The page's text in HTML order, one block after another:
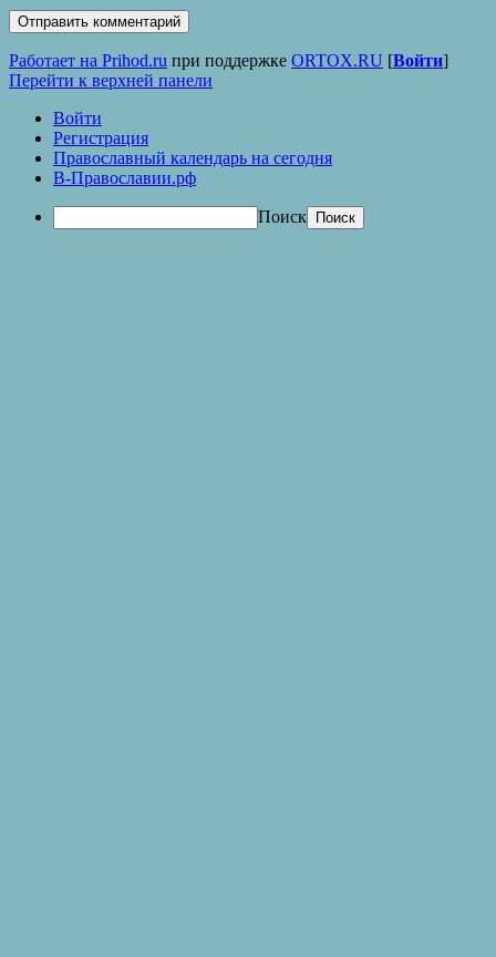
Работает на Prihod.ru при поддержке ORTOX.RU [Войти]
Перейти к верхней панели
Войти
Регистрация
Православный календарь на сегодня
В-Православии.рф
Поиск